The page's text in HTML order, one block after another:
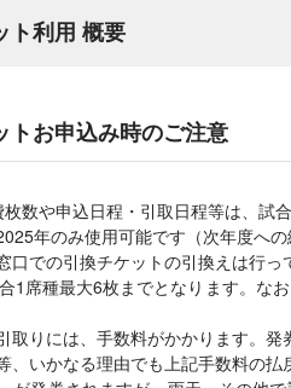
ト利用 概要
トお申込み時のご注意
数や申込日程・引取日程等は、試
年のみ使用可能です（次年度への
口での引換チケットの引換えは行
1席種最大6枚までとなります。な
取りには、手数料がかかります。
、いかなる理由でも上記手数料の払